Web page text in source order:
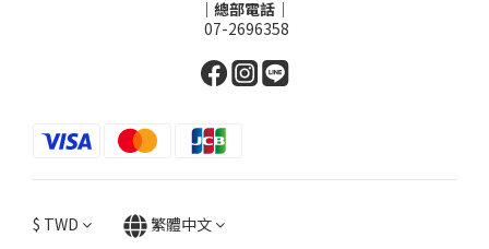
｜總部電話｜
07-2696358
$ TWD 繁體中文